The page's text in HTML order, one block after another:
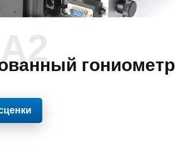
гониометр